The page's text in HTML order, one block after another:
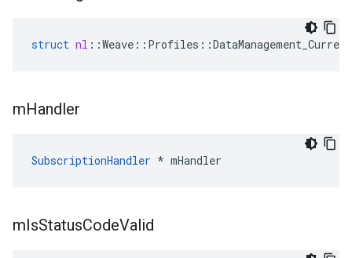
struct nl ::Weave :: Profiles ::DataManagement_Current
mHandler
SubscriptionHandler * mHandler
mIsStatusCodeValid